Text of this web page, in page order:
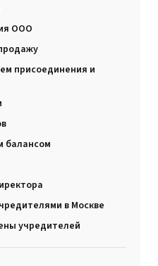
ООО
присоединения и
балансом
в Москве
учредителей